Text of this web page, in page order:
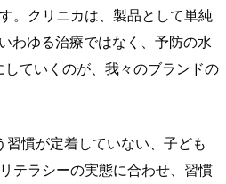
。クリニカは、製品として単純
わゆる治療ではなく、予防の水
ていくのが、我々のブランドの
慣が定着していない、子ども
テラシーの実態に合わせ、習慣